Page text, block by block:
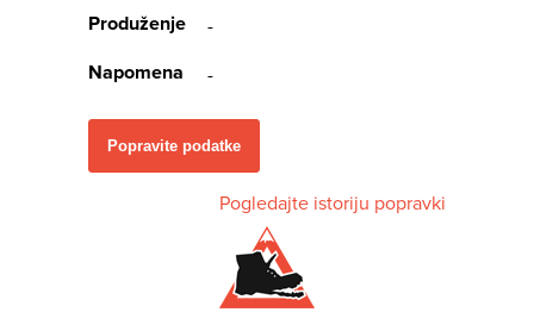
Produženje
-
Napomena
-
Popravite podatke
Pogledajte istoriju popravki